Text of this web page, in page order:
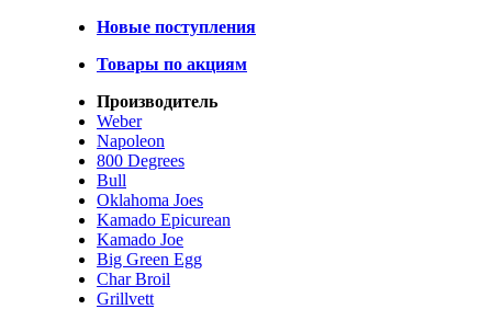
Новые поступления
Товары по акциям
Производитель
Weber
Napoleon
800 Degrees
Bull
Oklahoma Joes
Kamado Epicurean
Kamado Joe
Big Green Egg
Char Broil
Grillvett